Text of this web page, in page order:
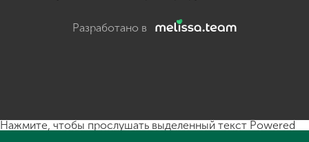
Разработано в
Нажмите, чтобы прослушать выделенный текст Powered